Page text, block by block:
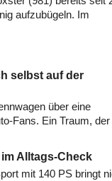
aufzubügeln. Im
selbst auf der
über eine
Fans. Ein Traum,
Alltags-Check
mit 140 PS bringt